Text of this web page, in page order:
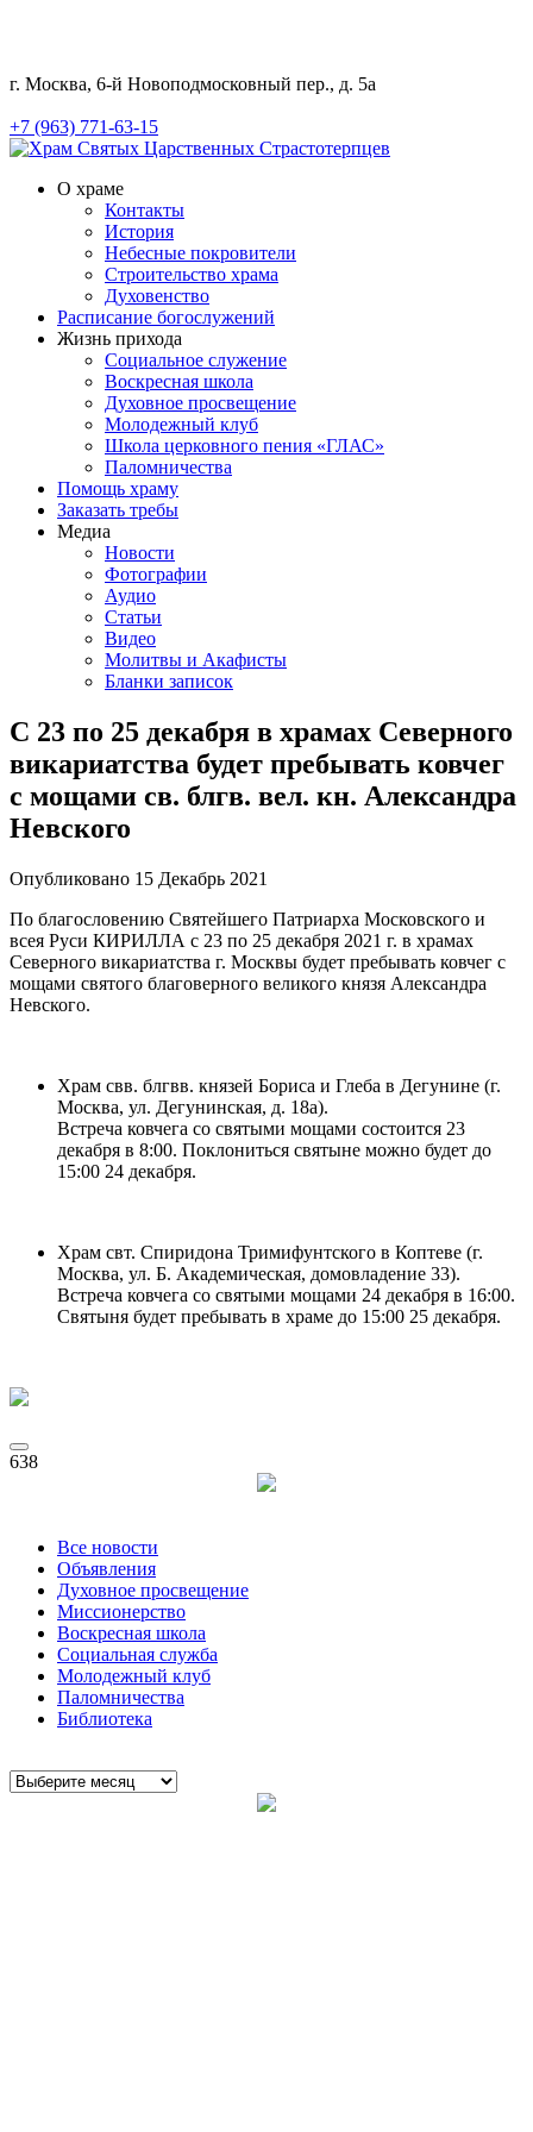
г. Москва, 6-й Новоподмосковный пер., д. 5а
+7 (963) 771-63-15
О храме
Контакты
История
Небесные покровители
Строительство храма
Духовенство
Расписание богослужений
Жизнь прихода
Социальное служение
Воскресная школа
Духовное просвещение
Молодежный клуб
Школа церковного пения «ГЛАС»
Паломничества
Помощь храму
Заказать требы
Медиа
Новости
Фотографии
Аудио
Статьи
Видео
Молитвы и Акафисты
Бланки записок
С 23 по 25 декабря в храмах Северного
викариатства будет пребывать ковчег
с мощами св. блгв. вел. кн. Александра
Невского
Опубликовано 15 Декабрь 2021
По благословению Святейшего Патриарха Московского и
всея Руси КИРИЛЛА с 23 по 25 декабря 2021 г. в храмах
Северного викариатства г. Москвы будет пребывать ковчег с
мощами святого благоверного великого князя Александра
Невского.
Храм свв. блгвв. князей Бориса и Глеба в Дегунине (г.
Москва, ул. Дегунинская, д. 18а).
Встреча ковчега со святыми мощами состоится 23
декабря в 8:00. Поклониться святыне можно будет до
15:00 24 декабря.
Храм свт. Спиридона Тримифунтского в Коптеве (г.
Москва, ул. Б. Академическая, домовладение 33).
Встреча ковчега со святыми мощами 24 декабря в 16:00.
Святыня будет пребывать в храме до 15:00 25 декабря.
638
Все новости
Объявления
Духовное просвещение
Миссионерство
Воскресная школа
Социальная служба
Молодежный клуб
Паломничества
Библиотека